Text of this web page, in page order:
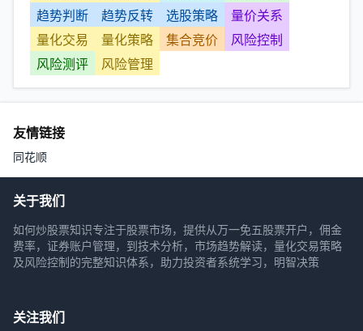
趋势判断
趋势反转 选股策略
量价关系
量化交易
量化策略 集合竞价
风险控制
风险测评
风险管理
友情链接
同花顺
关于我们
如何炒股票知识专注于股票市场，提供从万一免五股票开户，佣金
费率，证券账户管理，到技术分析，市场趋势解读，量化交易策略
及风险控制的完整知识体系，助力投资者系统学习，明智决策
关注我们